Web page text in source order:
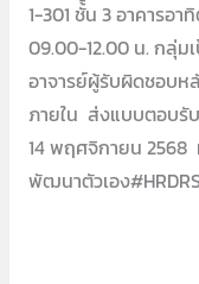
1-301 ชั้้น 3 อาคารอา
09.00-12.00 น. กลุ่ม
อาจารย์ผู้รับผิดชอบ
ภายใน ส่งแบบตอบรั
14 พฤศจิกายน 2568
พัฒนาตัวเอง